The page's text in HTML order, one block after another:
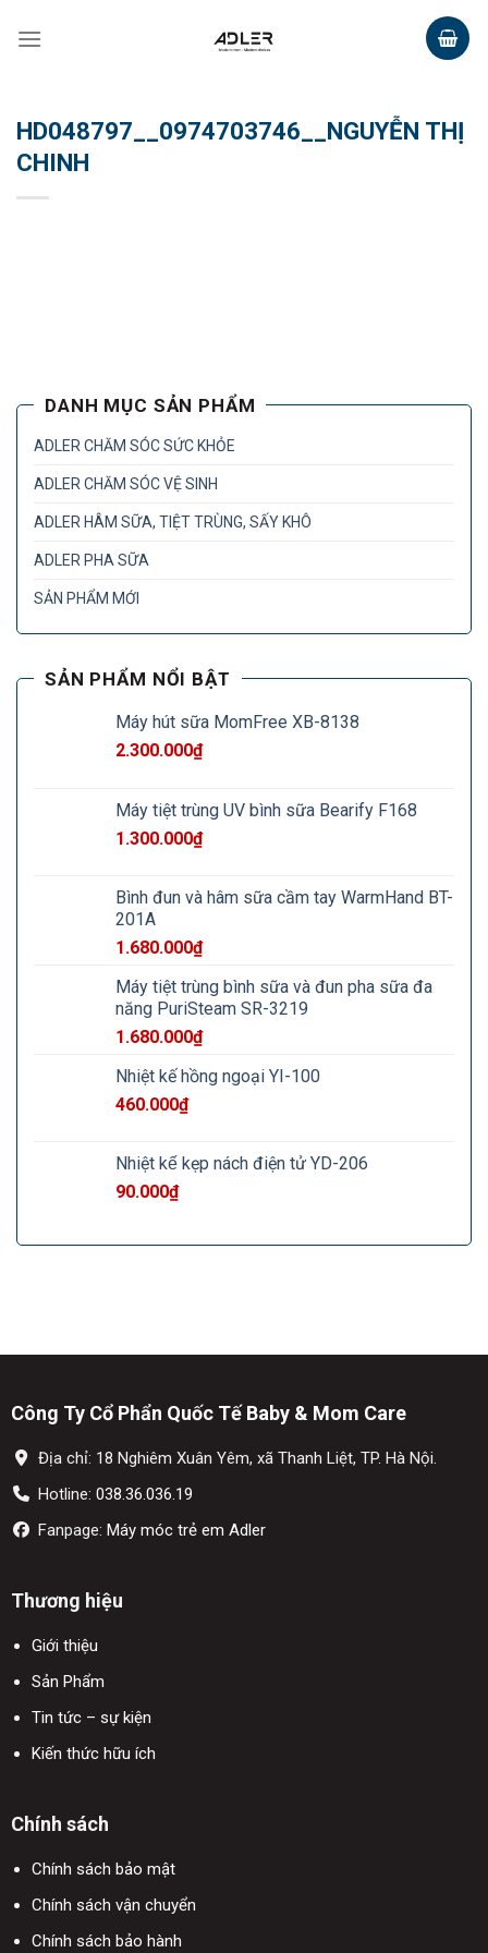
HD048797__0974703746__NGUYỄN THỊ
CHINH
DANH MỤC SẢN PHẨM
ADLER CHĂM SÓC SỨC KHỎE
ADLER CHĂM SÓC VỆ SINH
ADLER HÂM SỮA, TIỆT TRÙNG, SẤY KHÔ
ADLER PHA SỮA
SẢN PHẨM MỚI
SẢN PHẨM NỔI BẬT
Máy hút sữa MomFree XB-8138
2.300.000₫
Máy tiệt trùng UV bình sữa Bearify F168
1.300.000₫
Bình đun và hâm sữa cầm tay WarmHand BT-
201A
1.680.000₫
Máy tiệt trùng bình sữa và đun pha sữa đa
năng PuriSteam SR-3219
1.680.000₫
Nhiệt kế hồng ngoại YI-100
460.000₫
Nhiệt kế kẹp nách điện tử YD-206
90.000₫
Công Ty Cổ Phẩn Quốc Tế Baby & Mom Care
Địa chỉ: 18 Nghiêm Xuân Yêm, xã Thanh Liệt, TP. Hà Nội.
Hotline: 038.36.036.19
Fanpage: Máy móc trẻ em Adler
Thương hiệu
Giới thiệu
Sản Phẩm
Tin tức – sự kiện
Kiến thức hữu ích
Chính sách
Chính sách bảo mật
Chính sách vận chuyển
Chính sách bảo hành